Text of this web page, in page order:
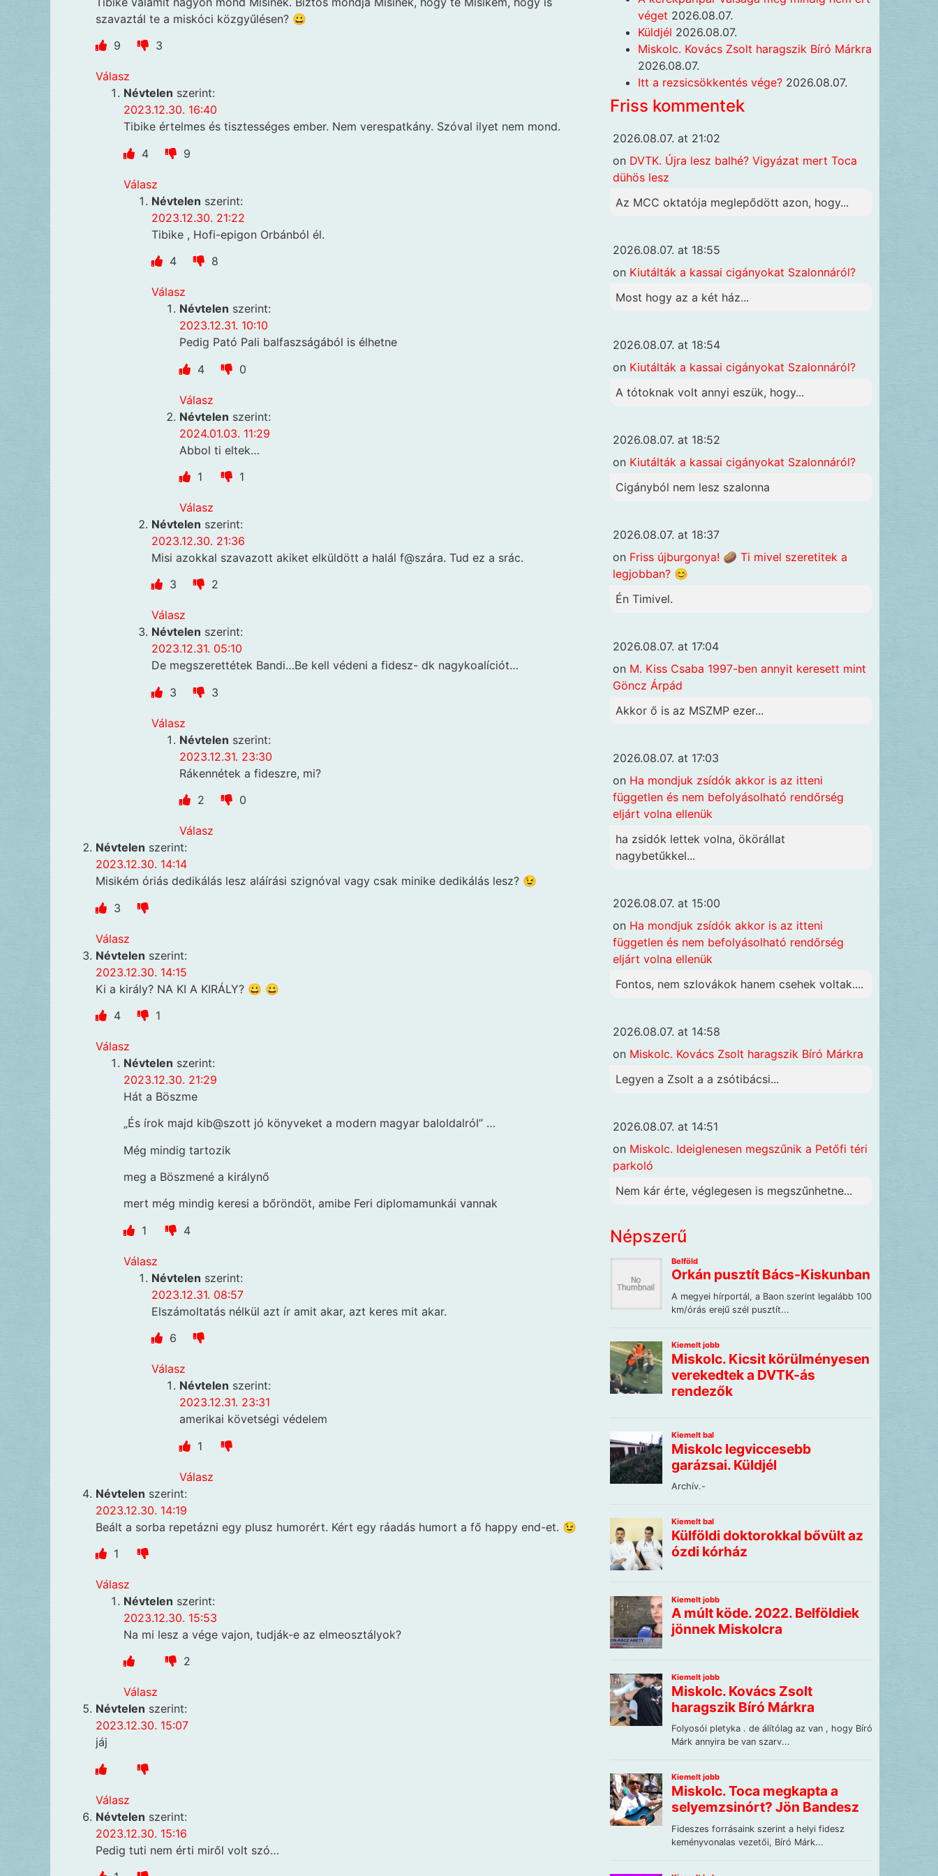
szavaztál te a miskóci közgyűlésen? 😀
9
3
Válasz
Névtelen szerint:
2023.12.30. 16:40
Tibike értelmes és tisztességes ember. Nem verespatkány. Szóval ilyet nem mond.
4
9
Válasz
Névtelen szerint:
2023.12.30. 21:22
Tibike , Hofi-epigon Orbánból él.
4
8
Válasz
Névtelen szerint:
2023.12.31. 10:10
Pedig Pató Pali balfaszságából is élhetne
4
0
Válasz
Névtelen szerint:
2024.01.03. 11:29
Abbol ti eltek…
1
1
Válasz
Névtelen szerint:
2023.12.30. 21:36
Misi azokkal szavazott akiket elküldött a halál f@szára. Tud ez a srác.
3
2
Válasz
Névtelen szerint:
2023.12.31. 05:10
De megszerettétek Bandi…Be kell védeni a fidesz- dk nagykoalíciót…
3
3
Válasz
Névtelen szerint:
2023.12.31. 23:30
Rákennétek a fideszre, mi?
2
0
Válasz
Névtelen szerint:
2023.12.30. 14:14
Misikém óriás dedikálás lesz aláírási szignóval vagy csak minike dedikálás lesz? 😉
3
Válasz
Névtelen szerint:
2023.12.30. 14:15
Ki a király? NA KI A KIRÁLY? 😀 😀
4
1
Válasz
Névtelen szerint:
2023.12.30. 21:29
Hát a Böszme
„És írok majd kib@szott jó könyveket a modern magyar baloldalról” …
Még mindig tartozik
meg a Böszmené a királynő
mert még mindig keresi a bőröndöt, amibe Feri diplomamunkái vannak
1
4
Válasz
Névtelen szerint:
2023.12.31. 08:57
Elszámoltatás nélkül azt ír amit akar, azt keres mit akar.
6
Válasz
Névtelen szerint:
2023.12.31. 23:31
amerikai követségi védelem
1
Válasz
Névtelen szerint:
2023.12.30. 14:19
Beált a sorba repetázni egy plusz humorért. Kért egy ráadás humort a fő happy end-et. 😉
1
Válasz
Névtelen szerint:
2023.12.30. 15:53
Na mi lesz a vége vajon, tudják-e az elmeosztályok?
2
Válasz
Névtelen szerint:
2023.12.30. 15:07
jáj
Válasz
Névtelen szerint:
2023.12.30. 15:16
Pedig tuti nem érti miről volt szó…
véget 2026.08.07.
Küldjél 2026.08.07.
Miskolc. Kovács Zsolt haragszik Bíró Márkra
2026.08.07.
Itt a rezsicsökkentés vége? 2026.08.07.
Friss kommentek
2026.08.07. at 21:02
on DVTK. Újra lesz balhé? Vigyázat mert Toca
dühös lesz
Az MCC oktatója meglepődött azon, hogy...
2026.08.07. at 18:55
on Kiutálták a kassai cigányokat Szalonnáról?
Most hogy az a két ház...
2026.08.07. at 18:54
on Kiutálták a kassai cigányokat Szalonnáról?
A tótoknak volt annyi eszük, hogy...
2026.08.07. at 18:52
on Kiutálták a kassai cigányokat Szalonnáról?
Cigányból nem lesz szalonna
2026.08.07. at 18:37
on Friss újburgonya! 🥔 Ti mivel szeretitek a
legjobban? 😊
Én Timivel.
2026.08.07. at 17:04
on M. Kiss Csaba 1997-ben annyit keresett mint
Göncz Árpád
Akkor ő is az MSZMP ezer...
2026.08.07. at 17:03
on Ha mondjuk zsídók akkor is az itteni
független és nem befolyásolható rendőrség
eljárt volna ellenük
ha zsidók lettek volna, ökörállat
nagybetűkkel...
2026.08.07. at 15:00
on Ha mondjuk zsídók akkor is az itteni
független és nem befolyásolható rendőrség
eljárt volna ellenük
Fontos, nem szlovákok hanem csehek voltak....
2026.08.07. at 14:58
on Miskolc. Kovács Zsolt haragszik Bíró Márkra
Legyen a Zsolt a a zsótibácsi...
2026.08.07. at 14:51
on Miskolc. Ideiglenesen megszűnik a Petőfi téri
parkoló
Nem kár érte, véglegesen is megszűnhetne...
Népszerű